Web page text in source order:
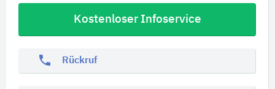
Kostenloser Infoservice
phone Rückruf